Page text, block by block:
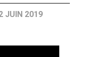
JUIN 2019